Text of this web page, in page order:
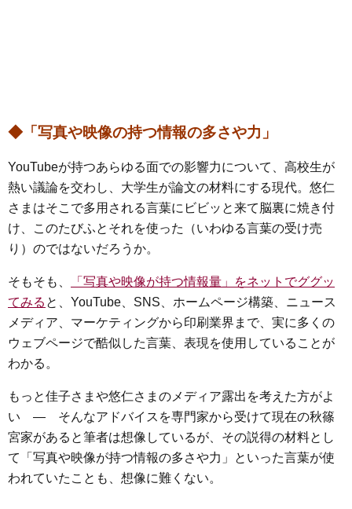
◆「写真や映像の持つ情報の多さや力」
YouTubeが持つあらゆる面での影響力について、高校生が
熱い議論を交わし、大学生が論文の材料にする現代。悠仁
さまはそこで多用される言葉にビビッと来て脳裏に焼き付
け、このたびふとそれを使った（いわゆる言葉の受け売
り）のではないだろうか。
そもそも、
「写真や映像が持つ情報量」をネットでググッ
てみる と、YouTube、SNS、ホームページ構築、ニュース
メディア、マーケティングから印刷業界まで、実に多くの
ウェブページで酷似した言葉、表現を使用していることが
わかる。
もっと佳子さまや悠仁さまのメディア露出を考えた方がよ
い ― そんなアドバイスを専門家から受けて現在の秋篠
宮家があると筆者は想像しているが、その説得の材料とし
て「写真や映像が持つ情報の多さや力」といった言葉が使
われていたことも、想像に難くない。